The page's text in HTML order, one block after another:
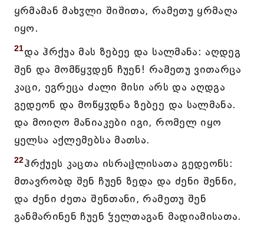
ყრმამან მახჳლი შიშითა, რამეთუ ყრმაღა
იყო.
21და ჰრქუა მას ზებეე და სალმანა: აღდეგ
შენ და მომწყჳდენ ჩუენ! რამეთუ ვითარცა
კაცი, ეგრეცა ძალი მისი არს და აღდგა
გედეონ და მოწყჳდნა ზებეე და სალმანა.
და მოიღო მანიაკები იგი, რომელ იყო
ყელსა აქლემებსა მათსა.
22ჰრქუეს კაცთა ისრაჱლისათა გედეონს:
მთავრობდ შენ ჩუენ ზედა და ძენი შენნი,
და ძენი ძეთა შენთანი, რამეთუ შენ
განმარინენ ჩუენ ჴელთაგან მადიამისათა.